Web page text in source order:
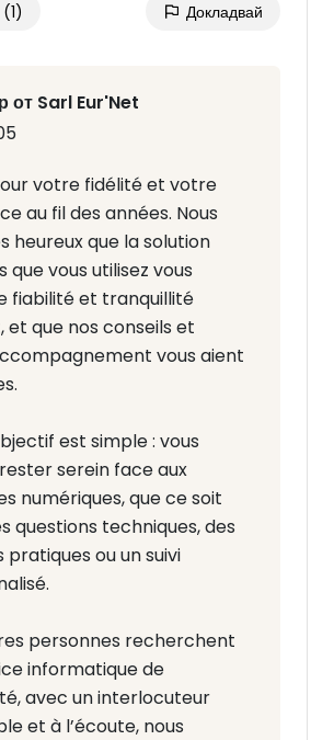
(1) Докладвай
от Sarl Eur'Net
votre fidélité et votre
au fil des années. Nous
heureux que la solution
que vous utilisez vous
fiabilité et tranquillité
et que nos conseils et
vous aient
est simple : vous
serein face aux
numériques, que ce soit
questions techniques, des
pratiques ou un suivi
personnes recherchent
informatique de
avec un interlocuteur
et à l’écoute, nous